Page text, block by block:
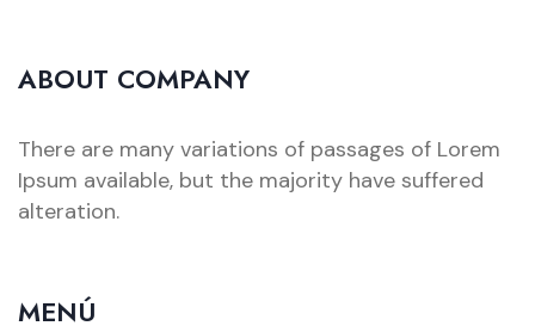
ABOUT COMPANY
There are many variations of passages of Lorem
Ipsum available, but the majority have suffered
alteration.
MENÚ